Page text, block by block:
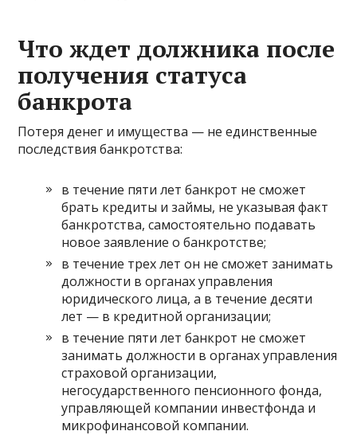
Что ждет должника после
получения статуса
банкрота
Потеря денег и имущества — не единственные
последствия банкротства:
в течение пяти лет банкрот не сможет
брать кредиты и займы, не указывая факт
банкротства, самостоятельно подавать
новое заявление о банкротстве;
в течение трех лет он не сможет занимать
должности в органах управления
юридического лица, а в течение десяти
лет — в кредитной организации;
в течение пяти лет банкрот не сможет
занимать должности в органах управления
страховой организации,
негосударственного пенсионного фонда,
управляющей компании инвестфонда и
микрофинансовой компании.